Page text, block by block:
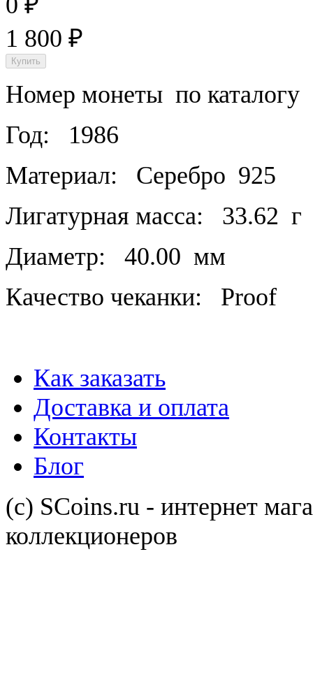
1 800 ₽
Номер монеты по каталогу
Год:
1986
Материал:
Серебро 925
Лигатурная масса:
33.62 г
Диаметр:
40.00 мм
Качество чеканки:
Proof
Как заказать
Доставка и оплата
Контакты
Блог
(с) SCoins.ru - интернет
коллекционеров